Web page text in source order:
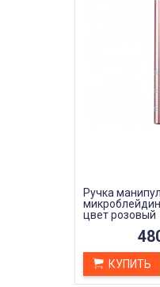
Ручка
цвет розовый
КУПИТЬ